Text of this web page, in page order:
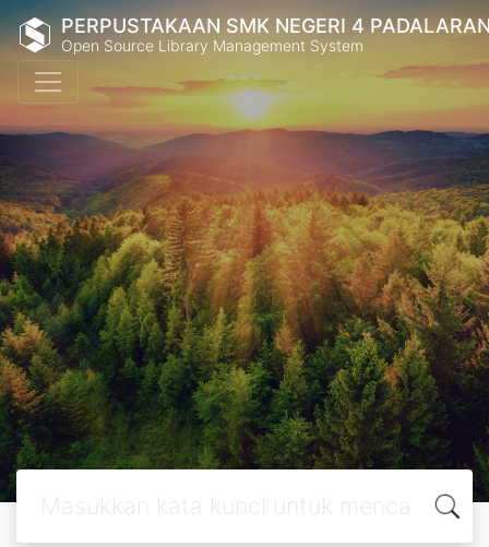
PERPUSTAKAAN SMK NEGERI 4
Open Source Library Management System